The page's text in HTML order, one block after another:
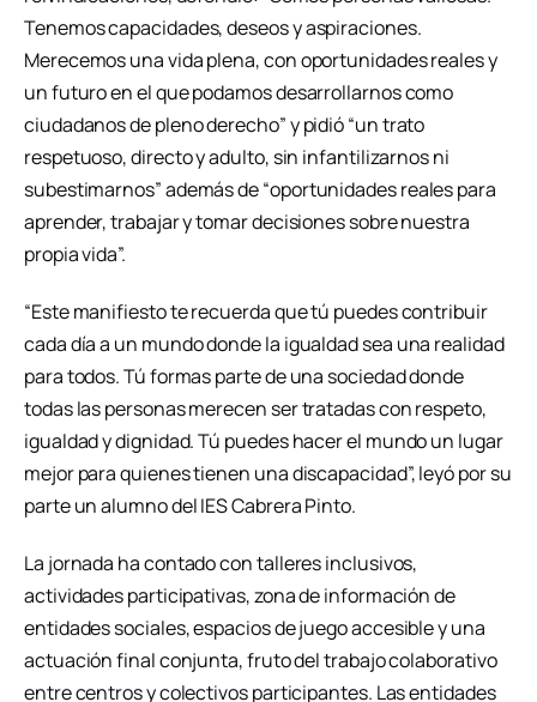
Tenemos capacidades, deseos y aspiraciones.
Merecemos una vida plena, con oportunidades reales y
un futuro en el que podamos desarrollarnos como
ciudadanos de pleno derecho” y pidió “un trato
respetuoso, directo y adulto, sin infantilizarnos ni
subestimarnos” además de “oportunidades reales para
aprender, trabajar y tomar decisiones sobre nuestra
propia vida”.
“Este manifiesto te recuerda que tú puedes contribuir
cada día a un mundo donde la igualdad sea una realidad
para todos. Tú formas parte de una sociedad donde
todas las personas merecen ser tratadas con respeto,
igualdad y dignidad. Tú puedes hacer el mundo un lugar
mejor para quienes tienen una discapacidad”, leyó por su
parte un alumno del IES Cabrera Pinto.
La jornada ha contado con talleres inclusivos,
actividades participativas, zona de información de
entidades sociales, espacios de juego accesible y una
actuación final conjunta, fruto del trabajo colaborativo
entre centros y colectivos participantes. Las entidades